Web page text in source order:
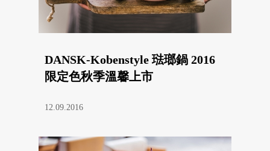
DANSK-Kobenstyle 琺瑯鍋 2016
限定色秋季溫馨上市
12.09.2016